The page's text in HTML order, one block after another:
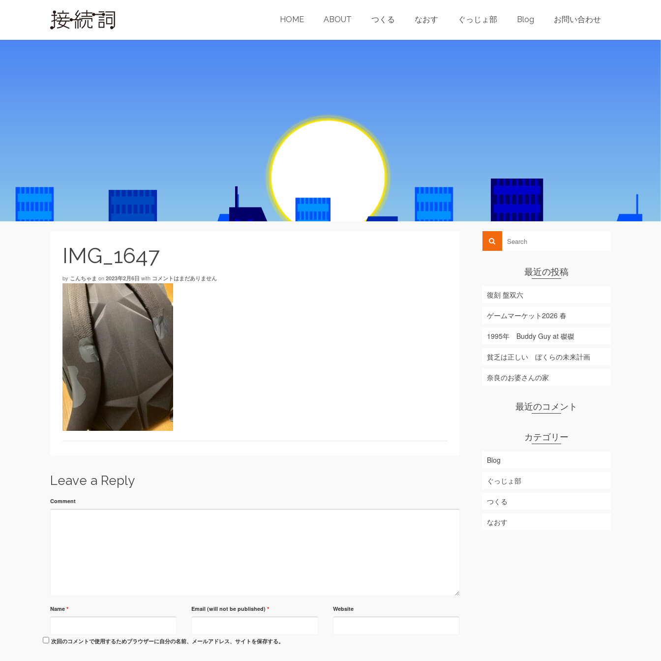
HOME ABOUT つくる なおす ぐっじょ部 Blog お問い合わせ
: Undefined array key 0 in/home/c8191760/public_html/conchama.com/wp-content/themes/pinnacle/templates/blog-post-header.php on line24
IMG_1647
by こんちゃま on 2023年2月6日 with コメントはまだありません
Leave a Reply
Comment
Name * Email (will not be published)* Website
次回のコメントで使用するためブラウザーに自分の名前、メールアドレス、サイトを保存する。
最近の投稿
復刻 盤双六
ゲームマーケット2026 春
1995年 Buddy Guy at 磔磔
貧乏は正しい ぼくらの未来計画
奈良のお婆さんの家
最近のコメント
カテゴリー
Blog
ぐっじょ部
つくる
なおす